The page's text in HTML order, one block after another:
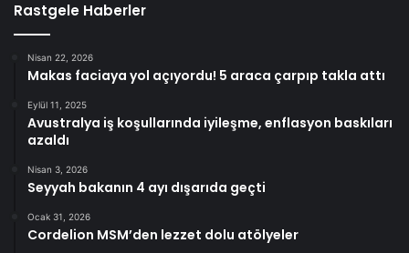
Rastgele Haberler
Nisan 22, 2026
Makas faciaya yol açıyordu! 5 araca çarpıp takla attı
Eylül 11, 2025
Avustralya iş koşullarında iyileşme, enflasyon baskıları
azaldı
Nisan 3, 2026
Seyyah bakanın 4 ayı dışarıda geçti
Ocak 31, 2026
Cordelion MSM’den lezzet dolu atölyeler